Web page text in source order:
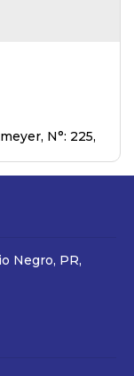
, N°: 225,
Negro, PR,